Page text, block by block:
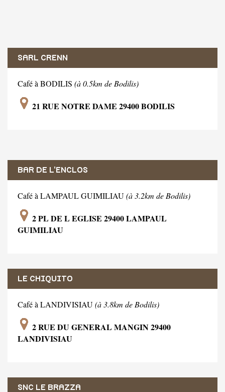
SARL CRENN
Café à BODILIS (à 0.5km de Bodilis)
21 RUE NOTRE DAME 29400 BODILIS
BAR DE L'ENCLOS
Café à LAMPAUL GUIMILIAU(à 3.2km de Bodilis)
2 PL DE L EGLISE 29400 LAMPAUL
GUIMILIAU
LE CHIQUITO
Café à LANDIVISIAU(à 3.8km de Bodilis)
2 RUE DU GENERAL MANGIN 29400
LANDIVISIAU
SNC LE BRAZZA